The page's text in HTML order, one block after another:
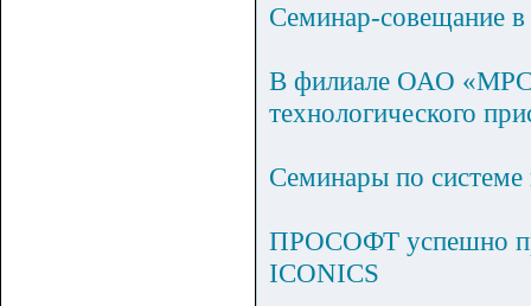
Семинар-совещание в
В филиале ОАО
технологического
Семинары по
ПРОСОФТ успешно
ICONICS